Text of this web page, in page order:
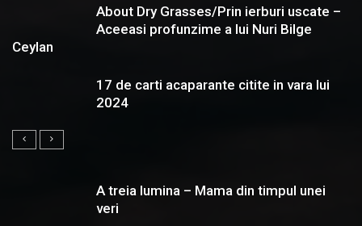
About Dry Grasses/Prin ierburi uscate –
Aceeasi profunzime a lui Nuri Bilge
Ceylan
17 de carti acaparante citite in vara lui
2024
A treia lumina – Mama din timpul unei
veri